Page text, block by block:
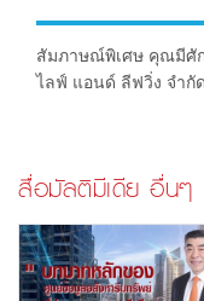
สัมภาษณ์พิเศษ คุณมีศั
ไลฟ์ แอนด์ ลีฟวิ่ง จำกัด
สื่อมัลติมีเดีย อื่นๆ